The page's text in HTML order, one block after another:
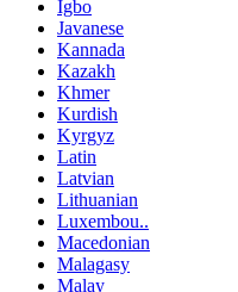
Igbo
Javanese
Kannada
Kazakh
Khmer
Kurdish
Kyrgyz
Latin
Latvian
Lithuanian
Luxembou..
Macedonian
Malagasy
Malay